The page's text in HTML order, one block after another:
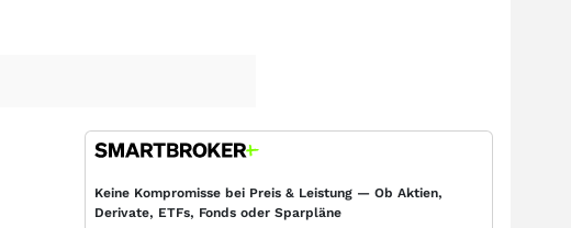
Keine Kompromisse bei Preis & Leistung — Ob Aktien,
Derivate, ETFs, Fonds oder Sparpläne